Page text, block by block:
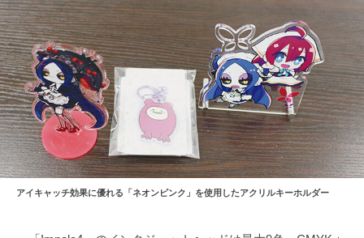
アイキャッチ効果に優れる「ネオンピンク」を使用したアクリルキーホルダー